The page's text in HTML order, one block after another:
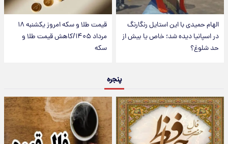
الهام حمیدی با این استایل رنگارنگ
در اسپانیا دیده شد؛ خاص یا بیش از
حد شلوغ؟
قیمت طلا و سکه امروز یکشنبه ۱۸
مرداد ۱۴۰۵/کاهش قیمت طلا و
سکه
پنجره